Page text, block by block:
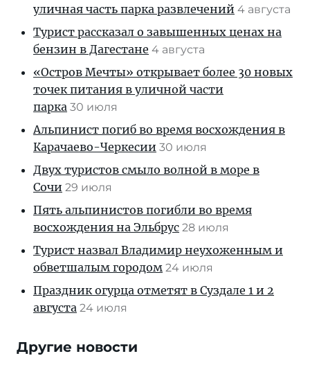
уличная часть парка развлечений 4 августа
Турист рассказал о завышенных ценах на
бензин в Дагестане 4 августа
«Остров Мечты» открывает более 30 новых
точек питания в уличной части
парка 30 июля
Альпинист погиб во время восхождения в
Карачаево-Черкесии 30 июля
Двух туристов смыло волной в море в
Сочи 29 июля
Пять альпинистов погибли во время
восхождения на Эльбрус 28 июля
Турист назвал Владимир неухоженным и
обветшалым городом 24 июля
Праздник огурца отметят в Суздале 1 и 2
августа 24 июля
Другие новости